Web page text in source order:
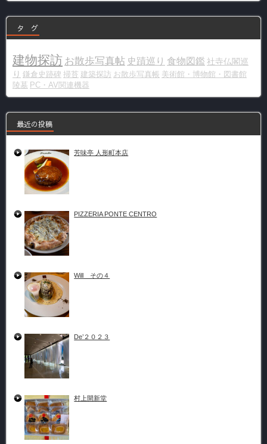
ー
タ グ
建物探訪 お散歩写真帖 史蹟巡り 食物図鑑 社寺仏閣巡
り 鎌倉史跡碑 掃苔 建築探訪 お散歩写真帳 美術館・博物館・図書館
陵墓 PC・AV関連機器
最近の投稿
芳味亭 人形町本店
PIZZERIA PONTE CENTRO
Will その４
De’２０２３
村上開新堂